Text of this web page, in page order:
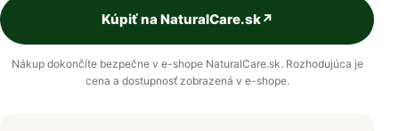
Kúpiť na NaturalCare.sk↗
Nákup dokončíte bezpečne v e-shope NaturalCare.sk. Rozhodujúca je
cena a dostupnosť zobrazená v e-shope.